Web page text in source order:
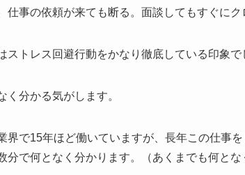
仕事の依頼が来ても断る。面談してもすぐにク
ストレス回避行動をかなり徹底している印象で
く分かる気がします。
界で15年ほど働いていますが、長年この仕事
分で何となく分かります。（あくまでも何と